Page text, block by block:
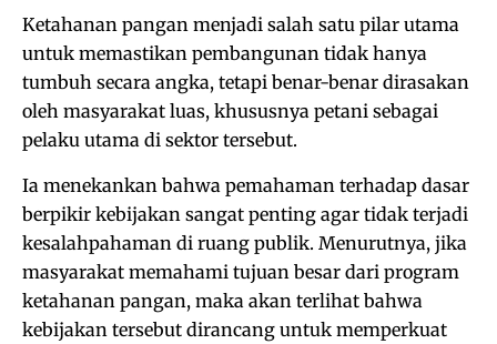
Ketahanan pangan menjadi salah satu pilar utama
untuk memastikan pembangunan tidak hanya
tumbuh secara angka, tetapi benar-benar dirasakan
oleh masyarakat luas, khususnya petani sebagai
pelaku utama di sektor tersebut.
Ia menekankan bahwa pemahaman terhadap dasar
berpikir kebijakan sangat penting agar tidak terjadi
kesalahpahaman di ruang publik. Menurutnya, jika
masyarakat memahami tujuan besar dari program
ketahanan pangan, maka akan terlihat bahwa
kebijakan tersebut dirancang untuk memperkuat